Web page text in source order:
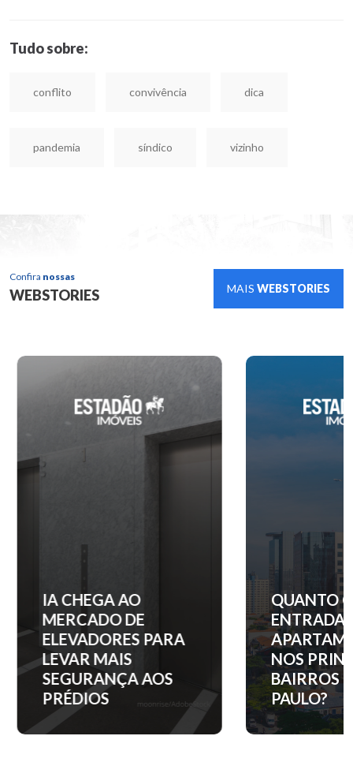
Tudo sobre:
conflito convivência dica
pandemia síndico vizinho
Confira nossas
WEBSTORIES MAIS WEBSTORIES
IA CHEGA AO
MERCADO DE
ELEVADORES PARA
LEVAR MAIS
SEGURANÇA AOS
PRÉDIOS
QUANTO
ENTRADA
NOS
BAIRROS
PAULO?